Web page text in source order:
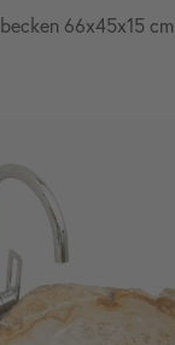
66x45x15 cm